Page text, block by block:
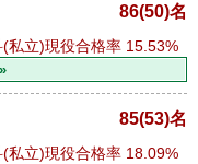
86(50)名
(私立)現役合格率 15.53%
85(53)名
(私立)現役合格率 18.09%